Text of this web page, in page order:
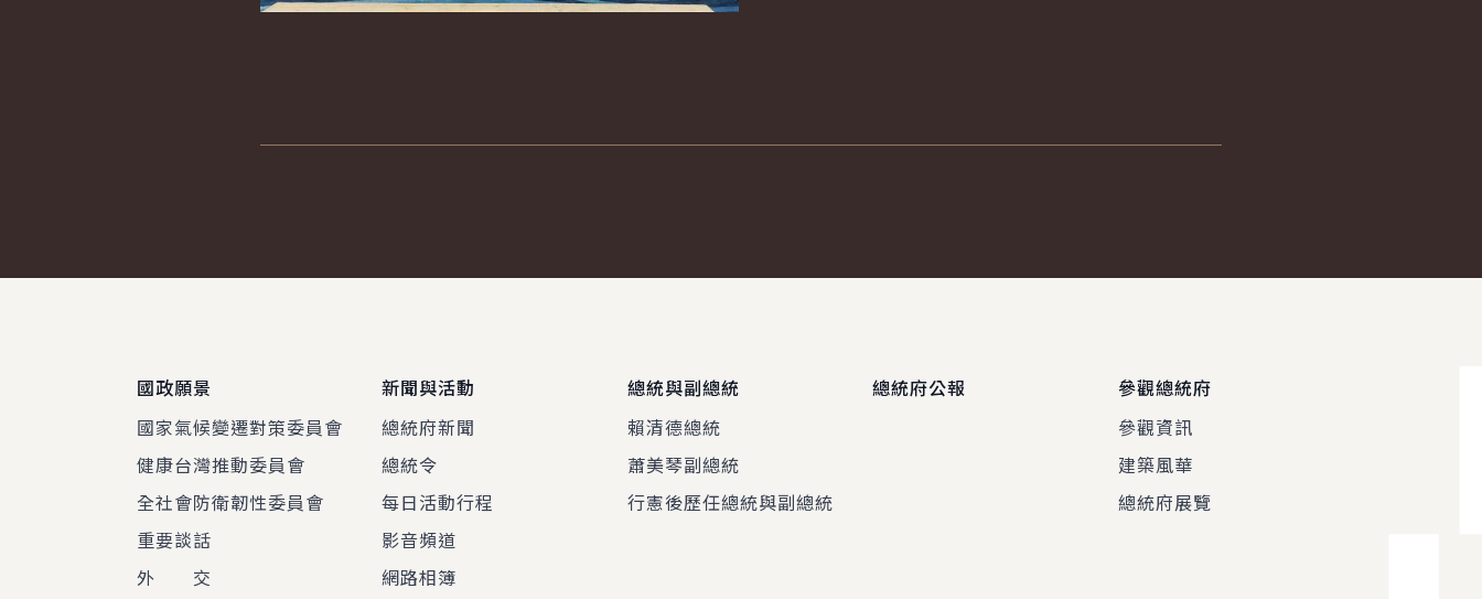
國政願景
國家氣候變遷對策委員會
健康台灣推動委員會
全社會防衛韌性委員會
重要談話
外 交
新聞與活動
總統府新聞
總統令
每日活動行程
影音頻道
網路相簿
總統與副總統
賴清德總統
蕭美琴副總統
行憲後歷任總統與副總統
總統府公報
參觀總統府
參觀資訊
建築風華
總統府展覽